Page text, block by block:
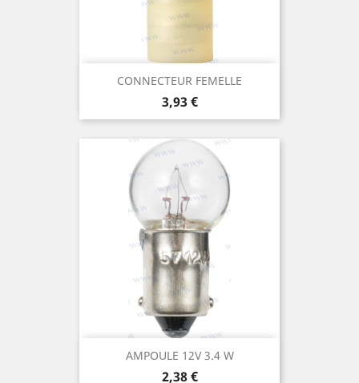
CONNECTEUR FEMELLE
Prix
3,93 €
AMPOULE 12V 3.4 W
Prix
2,38 €